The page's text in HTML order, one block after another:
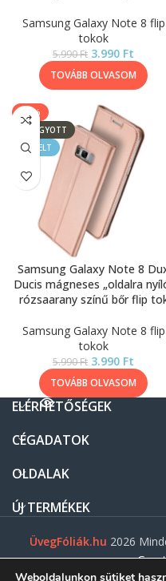
Samsung Galaxy Note 8 flip
tokok
5.990Ft 3.990 Ft
TOVÁBB OLVASOM
-33%
ELFOGYOTT
KIEMELT
Samsung Galaxy Note 8
Ducis mágneses „oldalra
rózsaarany színű bőr flip
Samsung Galaxy Note 8 flip
tokok
5.990Ft 3.990 Ft
TOVÁBB OLVASOM
ELÉRHETŐSÉGEK
CÉGADATOK
OLDALAK
ÚJ TERMÉKEK
ÜvegFóliák.hu 2026
Weboldalunkon sütiket